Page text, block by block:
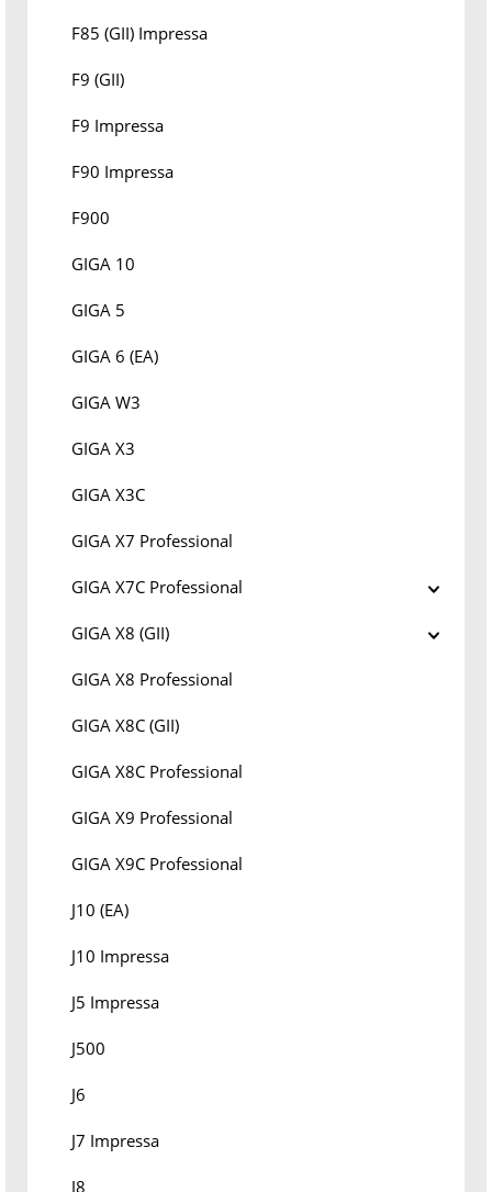
F85 (GII) Impressa
F9 (GII)
F9 Impressa
F90 Impressa
F900
GIGA 10
GIGA 5
GIGA 6 (EA)
GIGA W3
GIGA X3
GIGA X3C
GIGA X7 Professional
GIGA X7C Professional
GIGA X8 (GII)
GIGA X8 Professional
GIGA X8C (GII)
GIGA X8C Professional
GIGA X9 Professional
GIGA X9C Professional
J10 (EA)
J10 Impressa
J5 Impressa
J500
J6
J7 Impressa
J8